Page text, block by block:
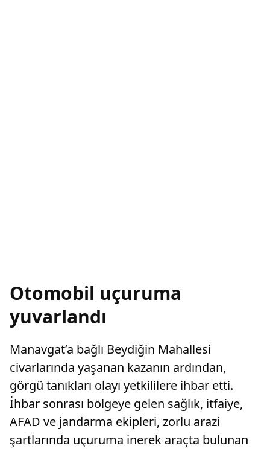
Otomobil uçuruma
yuvarlandı
Manavgat’a bağlı Beydiğin Mahallesi
civarlarında yaşanan kazanın ardından,
görgü tanıkları olayı yetkililere ihbar etti.
İhbar sonrası bölgeye gelen sağlık, itfaiye,
AFAD ve jandarma ekipleri, zorlu arazi
şartlarında uçuruma inerek araçta bulunan